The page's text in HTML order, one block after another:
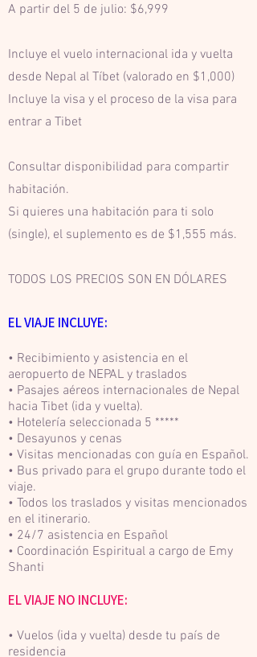
A partir del 5 de julio: $6,999
Incluye el vuelo internacional ida y vuelta
desde Nepal al Tíbet (valorado en $1,000)
Incluye la visa y el proceso de la visa para
entrar a Tibet
Consultar disponibilidad para compartir
habitación.
Si quieres una habitación para ti solo
(single), el suplemento es de $1,555 más.
TODOS LOS PRECIOS SON EN DÓLARES
EL VIAJE INCLUYE:
• Recibimiento y asistencia en el
aeropuerto de NEPAL y traslados
• Pasajes aéreos internacionales de Nepal
hacia Tibet (ida y vuelta).
• Hotelería seleccionada 5 *****
• Desayunos y cenas
• Visitas mencionadas con guía en Español.
• Bus privado para el grupo durante todo el
viaje.
• Todos los traslados y visitas mencionados
en el itinerario.
• 24/7 asistencia en Español
• Coordinación Espiritual a cargo de Emy
Shanti
EL VIAJE NO INCLUYE:
• Vuelos (ida y vuelta) desde tu país de
residencia